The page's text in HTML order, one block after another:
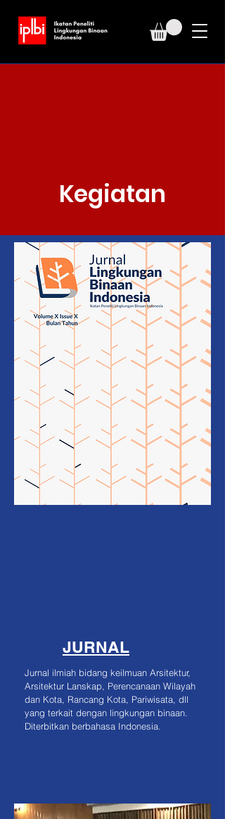
Kegiatan
JURNAL
Jurnal ilmiah bidang keilmuan Arsitektur,
Arsitektur Lanskap, Perencanaan Wilayah
dan Kota, Rancang Kota, Pariwisata, dll
yang terkait dengan lingkungan binaan.
Diterbitkan berbahasa Indonesia.